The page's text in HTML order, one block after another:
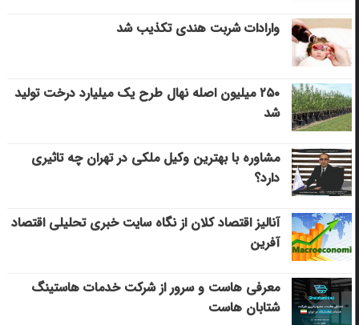
وارادات شربت هندی تکذیب شد
۲۵۰ میلیون اصله نهال طرح یک میلیارد درخت تولید
شد
مشاوره با بهترین وکیل ملکی در تهران چه تاثیری
دارد؟
آنالیز اقتصاد کلان از نگاه سایت خبری تحلیلی اقتصاد
آفرین
معرفی هاست و سرور از شرکت خدمات هاستینگ
شتابان هاست